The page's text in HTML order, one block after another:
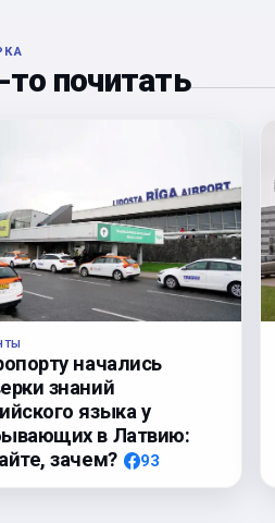
почитать
начались
знаний
языка у
в Латвию:
зачем?
93